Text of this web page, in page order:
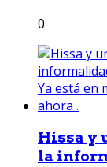
0
Hissa y
la